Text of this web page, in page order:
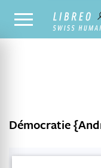
NOTRE CATALOGUE
Démocratie